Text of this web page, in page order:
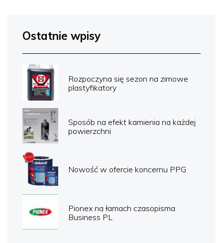
Ostatnie wpisy
Rozpoczyna się sezon na zimowe
plastyfikatory
Sposób na efekt kamienia na każdej
powierzchni
Nowość w ofercie koncernu PPG
Pionex na łamach czasopisma
Business PL